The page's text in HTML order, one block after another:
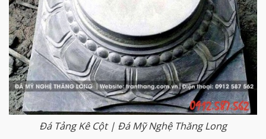
Đá Tảng Kê Cột | Đá Mỹ Nghệ Thăng Long